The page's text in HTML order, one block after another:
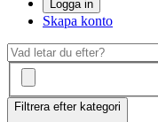
Logga in
Skapa konto
Filtrera efter kategori